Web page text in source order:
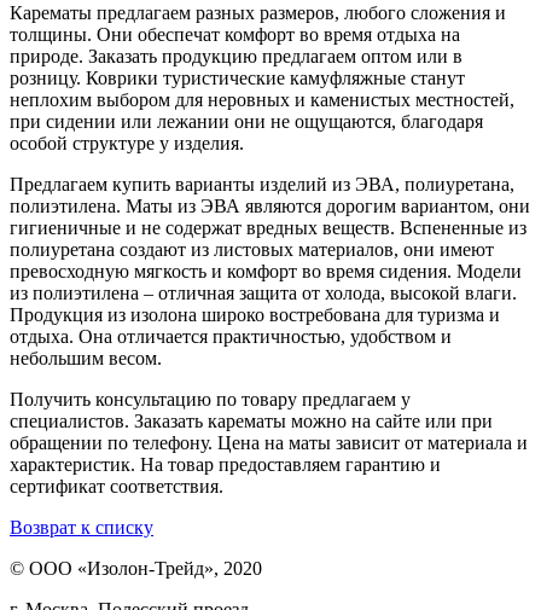
Карематы предлагаем разных размеров, любого сложения и
толщины. Они обеспечат комфорт во время отдыха на
природе. Заказать продукцию предлагаем оптом или в
розницу. Коврики туристические камуфляжные станут
неплохим выбором для неровных и каменистых местностей,
при сидении или лежании они не ощущаются, благодаря
особой структуре у изделия.
Предлагаем купить варианты изделий из ЭВА, полиуретана,
полиэтилена. Маты из ЭВА являются дорогим вариантом, они
гигиеничные и не содержат вредных веществ. Вспененные из
полиуретана создают из листовых материалов, они имеют
превосходную мягкость и комфорт во время сидения. Модели
из полиэтилена – отличная защита от холода, высокой влаги.
Продукция из изолона широко востребована для туризма и
отдыха. Она отличается практичностью, удобством и
небольшим весом.
Получить консультацию по товару предлагаем у
специалистов. Заказать карематы можно на сайте или при
обращении по телефону. Цена на маты зависит от материала и
характеристик. На товар предоставляем гарантию и
сертификат соответствия.
Возврат к списку
© ООО «Изолон-Трейд», 2020